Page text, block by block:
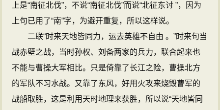
上是“南征北伐”，不说“南征北伐”而说“北征东讨 ”，因为
上句已用了“南”字，为避开重复，所以这样说。
二联“时来天地皆同力，运去英雄不自由 。”时来句当
战赤壁之战，当时孙权、刘备两家的兵力，联合起来也
不能与曹操大军相比。只是倚靠了长江之险，曹操北方
的军队不习水战。又靠了东风，好用火攻来烧毁曹军的
战船取胜，这是利用天时地理来获胜，所以说“天地皆同